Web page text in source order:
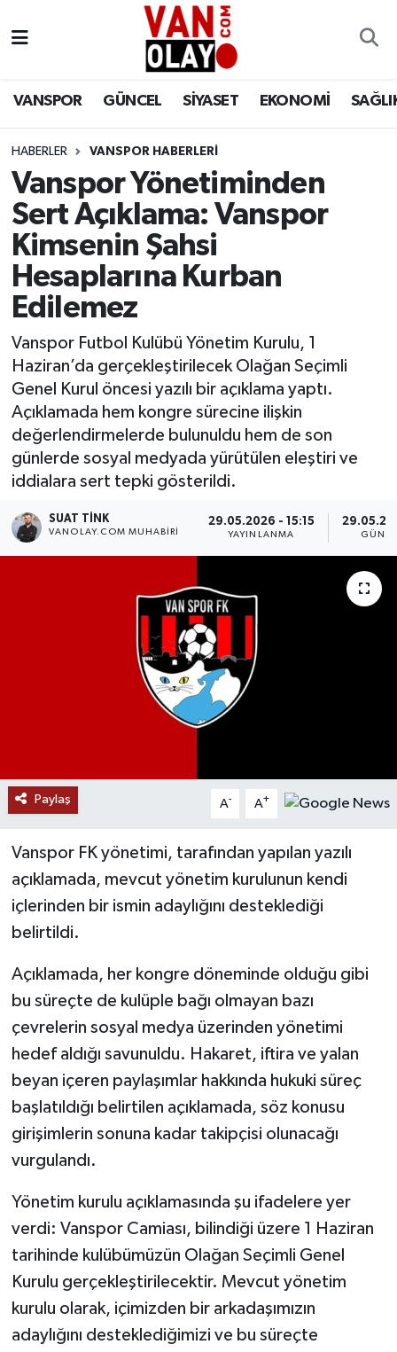
VANSPOR GÜNCEL SİYASET EKONOMİ
HABERLER VANSPOR HABERLERİ
Vanspor Yönetiminden
Sert Açıklama: Vanspor
Kimsenin Şahsi
Hesaplarına Kurban
Edilemez
Vanspor Futbol Kulübü Yönetim Kurulu, 1
Haziran’da gerçekleştirilecek Olağan Seçimli
Genel Kurul öncesi yazılı bir açıklama yaptı.
Açıklamada hem kongre sürecine ilişkin
değerlendirmelerde bulunuldu hem de son
günlerde sosyal medyada yürütülen eleştiri ve
iddialara sert tepki gösterildi.
SUAT TINK
VANOLAY.COM MUHABIRI
29.05.2026 - 15:15
YAYINLANMA
Paylaş A- A+
Vanspor FK yönetimi, tarafından yapılan yazılı
açıklamada, mevcut yönetim kurulunun kendi
içlerinden bir ismin adaylığını desteklediği
belirtildi.
Açıklamada, her kongre döneminde olduğu gibi
bu süreçte de kulüple bağı olmayan bazı
çevrelerin sosyal medya üzerinden yönetimi
hedef aldığı savunuldu. Hakaret, iftira ve yalan
beyan içeren paylaşımlar hakkında hukuki süreç
başlatıldığı belirtilen açıklamada, söz konusu
girişimlerin sonuna kadar takipçisi olunacağı
vurgulandı.
Yönetim kurulu açıklamasında şu ifadelere yer
verdi: Vanspor Camiası, bilindiği üzere 1 Haziran
tarihinde kulübümüzün Olağan Seçimli Genel
Kurulu gerçekleştirilecektir. Mevcut yönetim
kurulu olarak, içimizden bir arkadaşımızın
adaylığını desteklediğimizi ve bu süreçte
Siyaset
Ekonomi
Sağlık
Eğitim
Bilim & Teknoloji
Dünya
RESMİ İLANLAR
Van Nöbetçi Eczaneler
Van Namaz Vakitleri
Van Trafik Yoğunluk Haritası
Süper Lig Puan Durumu ve Fikstür
Tüm Manşetler
Son Dakika Haberleri
Haber Arşivi